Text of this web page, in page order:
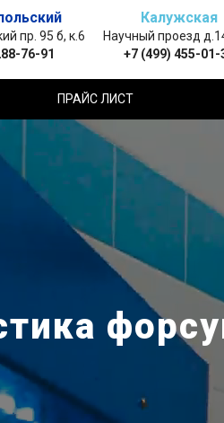
пр. 95 б, к.6
76-91
Калужская
Научный проезд
+7 (499) 455-01-
ПРАЙС ЛИСТ